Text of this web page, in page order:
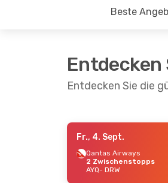
Beste
Entdecken
Entdecken Sie die
- Fr., 4. Sept.
Fr., 4. Sept.
Qantas Airways
2 Zwischenstopps
AYQ- DRW